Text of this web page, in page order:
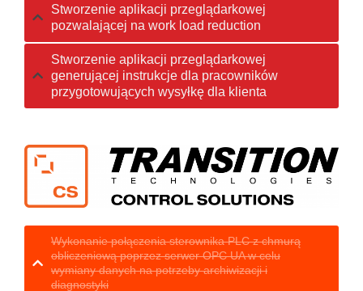
Stworzenie aplikacji przeglądarkowej
pozwalającej na work load reduction
Stworzenie aplikacji przeglądarkowej
generującej instrukcje dla pracowników
przygotowujących wysyłkę dla klienta
Wykonanie połączenia sterownika PLC z chmurą
obliczeniową poprzez serwer OPC UA w celu
wymiany danych na potrzeby archiwizacji i
diagnostyki